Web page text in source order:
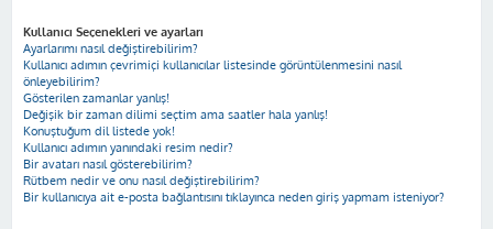
Kullanıcı Seçenekleri ve ayarları
Ayarlarımı nasıl değiştirebilirim?
Kullanıcı adımın çevrimiçi kullanıcılar listesinde görüntülenmesini nasıl
önleyebilirim?
Gösterilen zamanlar yanlış!
Değişik bir zaman dilimi seçtim ama saatler hala yanlış!
Konuştuğum dil listede yok!
Kullanıcı adımın yanındaki resim nedir?
Bir avatarı nasıl gösterebilirim?
Rütbem nedir ve onu nasıl değiştirebilirim?
Bir kullanıcıya ait e-posta bağlantısını tıklayınca neden giriş yapmam isteniyor?